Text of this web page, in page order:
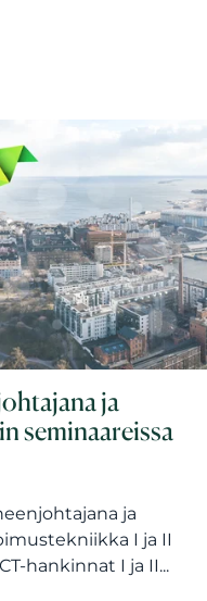
ja
seminaareissa
ja
I ja II
hankinnat I ja II...